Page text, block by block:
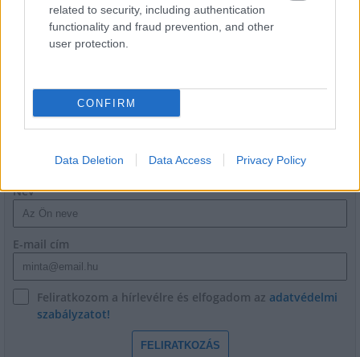
related to security, including authentication
functionality and fraud prevention, and other
user protection.
CONFIRM
Data Deletion Data Access Privacy Policy
Épített öröksége megújításával is készül
Mohács a csata ötszázadik
évfordulójára
Név
E-mail cím
Feliratkozom a hírlevélre és elfogadom az adatvédelmi
szabályzatot!
FELIRATKOZÁS